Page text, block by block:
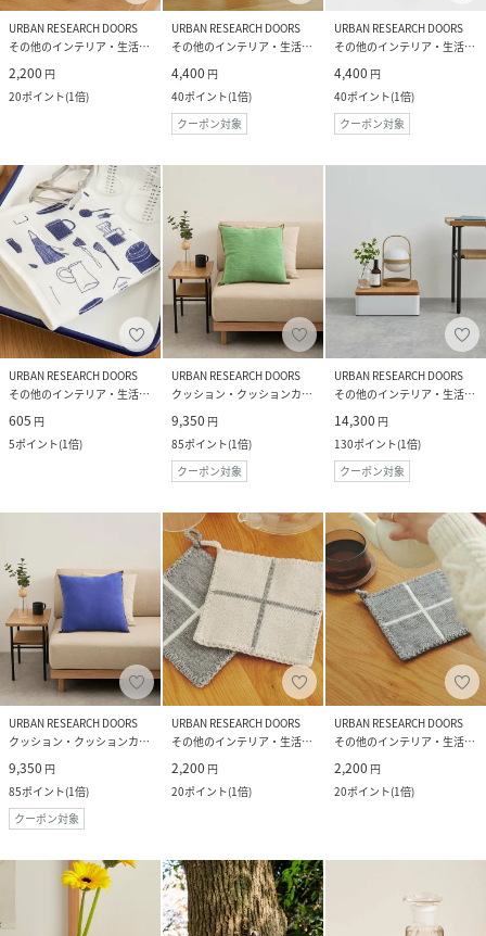
URBAN RESEARCH DOORS
その他のインテリア・生活雑貨
2,200 円
20ポイント(1倍)
URBAN RESEARCH DOORS
その他のインテリア・生活雑貨
4,400 円
40ポイント(1倍)
クーポン対象
URBAN RESEARCH DOORS
その他のインテリア・生活雑貨
4,400 円
40ポイント(1倍)
クーポン対象
URBAN RESEARCH DOORS
その他のインテリア・生活雑貨
605 円
5ポイント(1倍)
URBAN RESEARCH DOORS
クッション・クッションカバー
9,350 円
85ポイント(1倍)
クーポン対象
URBAN RESEARCH DOORS
その他のインテリア・生活雑貨
14,300 円
130ポイント(1倍)
クーポン対象
URBAN RESEARCH DOORS
クッション・クッションカバー
9,350 円
85ポイント(1倍)
クーポン対象
URBAN RESEARCH DOORS
その他のインテリア・生活雑貨
2,200 円
20ポイント(1倍)
URBAN RESEARCH DOORS
その他のインテリア・生活雑貨
2,200 円
20ポイント(1倍)